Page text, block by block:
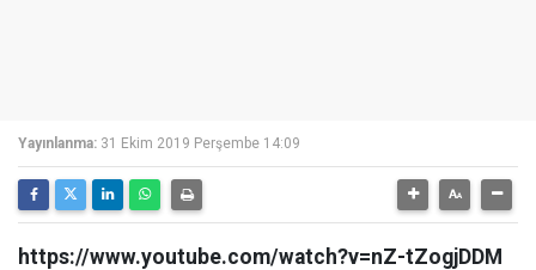
Yayınlanma: 31 Ekim 2019 Perşembe 14:09
https://www.youtube.com/watch?v=nZ-tZogjDDM